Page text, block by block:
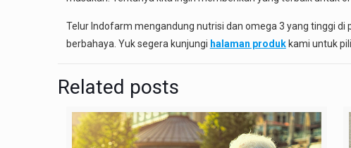
Telur Indofarm mengandung nutrisi dan omega 3 yang tinggi
berbahaya. Yuk segera kunjungi halaman produkkami untuk
Related posts